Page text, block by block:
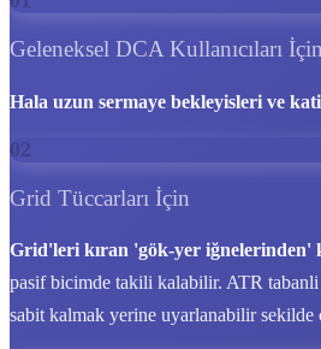
Geleneksel DCA Kullanıcıları İçin
Hala uzun sermaye bekleyisleri ve
02
Grid Tüccarları İçin
Grid'leri kıran 'gök-yer iğnelerinden'
pasif bicimde takili kalabilir. ATR
sabit kalmak yerine uyarlanabilir sekilde